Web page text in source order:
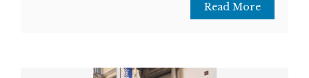
Read More